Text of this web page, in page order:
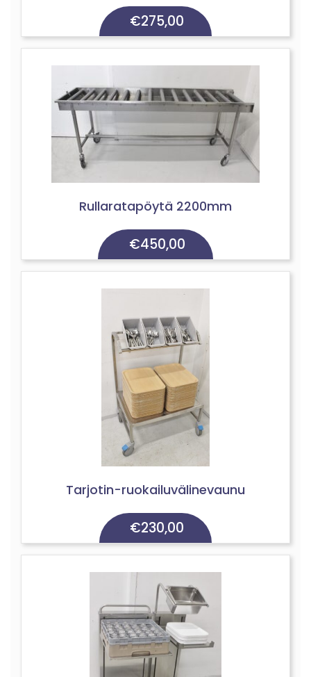
€275,00
Rullaratapöytä 2200mm
€450,00
Tarjotin-ruokailuvälinevaunu
€230,00